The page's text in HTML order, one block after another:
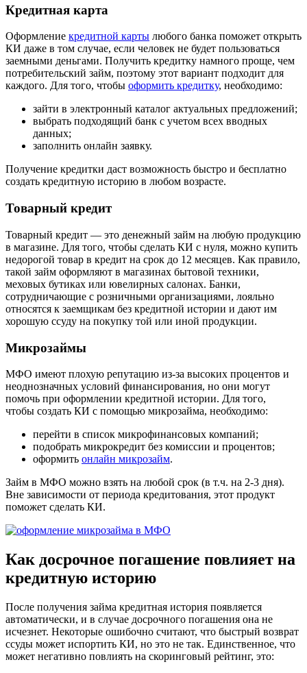
Кредитная карта
Оформление кредитной карты любого банка поможет открыть
КИ даже в том случае, если человек не будет пользоваться
заемными деньгами. Получить кредитку намного проще, чем
потребительский займ, поэтому этот вариант подходит для
каждого. Для того, чтобы оформить кредитку, необходимо:
зайти в электронный каталог актуальных предложений;
выбрать подходящий банк с учетом всех вводных
данных;
заполнить онлайн заявку.
Получение кредитки даст возможность быстро и бесплатно
создать кредитную историю в любом возрасте.
Товарный кредит
Товарный кредит — это денежный займ на любую продукцию
в магазине. Для того, чтобы сделать КИ с нуля, можно купить
недорогой товар в кредит на срок до 12 месяцев. Как правило,
такой займ оформляют в магазинах бытовой техники,
меховых бутиках или ювелирных салонах. Банки,
сотрудничающие с розничными организациями, лояльно
относятся к заемщикам без кредитной истории и дают им
хорошую ссуду на покупку той или иной продукции.
Микрозаймы
МФО имеют плохую репутацию из-за высоких процентов и
неоднозначных условий финансирования, но они могут
помочь при оформлении кредитной истории. Для того,
чтобы создать КИ с помощью микрозайма, необходимо:
перейти в список микрофинансовых компаний;
подобрать микрокредит без комиссии и процентов;
оформить онлайн микрозайм.
Займ в МФО можно взять на любой срок (в т.ч. на 2-3 дня).
Вне зависимости от периода кредитования, этот продукт
поможет сделать КИ.
Как досрочное погашение повлияет на
кредитную историю
После получения займа кредитная история появляется
автоматически, и в случае досрочного погашения она не
исчезнет. Некоторые ошибочно считают, что быстрый возврат
ссуды может испортить КИ, но это не так. Единственное, что
может негативно повлиять на скоринговый рейтинг, это: